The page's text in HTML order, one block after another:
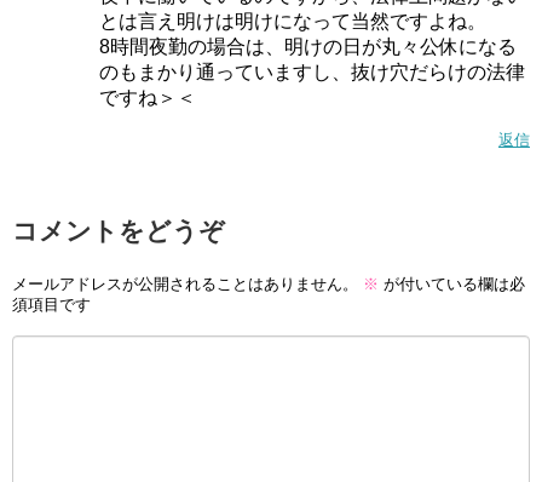
とは言え明けは明けになって当然ですよね。
8時間夜勤の場合は、明けの日が丸々公休になる
のもまかり通っていますし、抜け穴だらけの法律
ですね＞＜
返信
コメントをどうぞ
メールアドレスが公開されることはありません。 ※ が付いている欄は必
須項目です